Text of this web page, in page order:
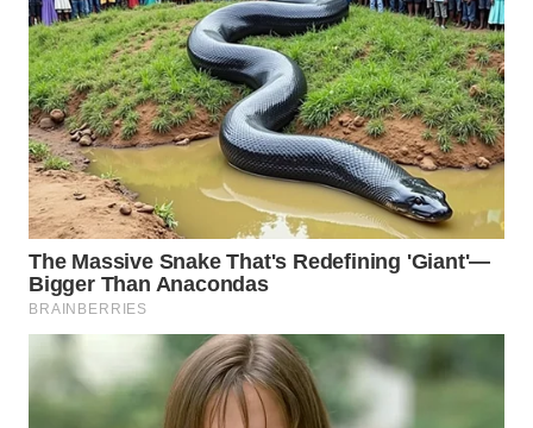
WN
BORNEO
Wahana
Media
Group
WAHANA
NEWS
WAHANA